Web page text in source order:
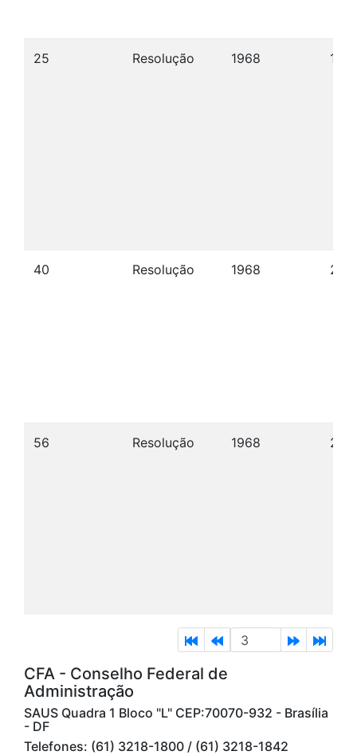
25 Resolução 1968 15/
40 Resolução 1968 23/
56 Resolução 1968 26/
CFA - Conselho Federal de
Administração
SAUS Quadra 1 Bloco "L" CEP:70070-932 - Brasília
- DF
Telefones: (61) 3218-1800 / (61) 3218-1842